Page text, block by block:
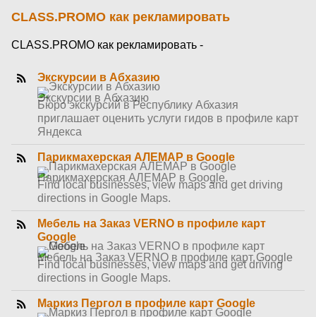
CLASS.PROMO как рекламировать
CLASS.PROMO как рекламировать -
Экскурсии в Абхазию
Экскурсии в Абхазию
Бюро экскурсий в Республику Абхазия
приглашает оценить услуги гидов в профиле карт
Яндекса
Парикмахерская АЛЕМАР в Google
Парикмахерская АЛЕМАР в Google
Find local businesses, view maps and get driving
directions in Google Maps.
Мебель на Заказ VERNO в профиле карт
Google
Мебель на Заказ VERNO в профиле карт Google
Find local businesses, view maps and get driving
directions in Google Maps.
Маркиз Пергол в профиле карт Google